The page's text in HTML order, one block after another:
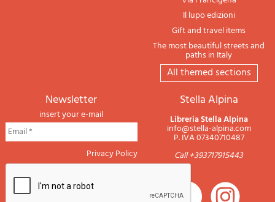
Il lupo edizioni
Gift and travel items
The most beautiful streets and
paths in Italy
All themed sections
newsletter
insert your e-mail
Privacy Policy
Stella Alpina
Libreria Stella Alpina
info@stella-alpina.com
P. IVA 07340710487
Call +393717915443